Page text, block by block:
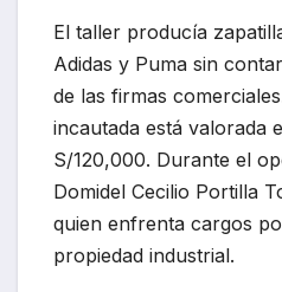
El taller producía
Adidas y Puma sin
de las firmas
incautada está valorada
S/120,000. Durante el
Domidel Cecilio Portilla
quien enfrenta cargos
propiedad industrial.